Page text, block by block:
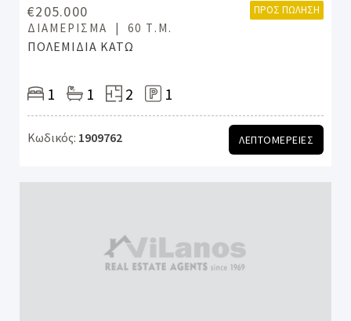
€205.000 ΠΡΟΣ ΠΏΛΗΣΗ
ΔΙΑΜΈΡΙΣΜΑ 60 Τ.Μ.
ΠΟΛΕΜΙΔΙΑ ΚΑΤΩ
1 1 2 1
Κωδικός: 1909762 ΛΕΠΤΟΜΕΡΕΙΕΣ